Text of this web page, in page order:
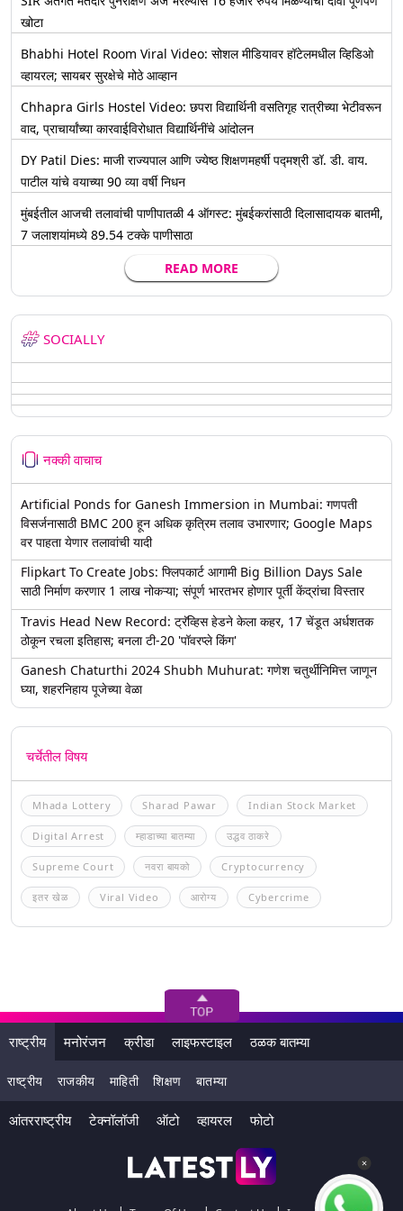
खोटा
Bhabhi Hotel Room Viral Video: सोशल मीडियावर हॉटेलमधील व्हिडिओ
व्हायरल; सायबर सुरक्षेचे मोठे आव्हान
Chhapra Girls Hostel Video: छपरा विद्यार्थिनी वसतिगृह रात्रीच्या भेटीवरून
वाद, प्राचार्यांच्या कारवाईविरोधात विद्यार्थिनींचे आंदोलन
DY Patil Dies: माजी राज्यपाल आणि ज्येष्ठ शिक्षणमहर्षी पद्मश्री डॉ. डी. वाय.
पाटील यांचे वयाच्या 90 व्या वर्षी निधन
मुंबईतील आजची तलावांची पाणीपातळी 4 ऑगस्ट: मुंबईकरांसाठी दिलासादायक बातमी,
7 जलाशयांमध्ये 89.54 टक्के पाणीसाठा
READ MORE
SOCIALLY
नक्की वाचाच
Artificial Ponds for Ganesh Immersion in Mumbai: गणपती
विसर्जनासाठी BMC 200 हून अधिक कृत्रिम तलाव उभारणार; Google Maps
वर पाहता येणार तलावांची यादी
Flipkart To Create Jobs: फ्लिपकार्ट आगामी Big Billion Days Sale
साठी निर्माण करणार 1 लाख नोकऱ्या; संपूर्ण भारतभर होणार पूर्ती केंद्रांचा विस्तार
Travis Head New Record: ट्रॅव्हिस हेडने केला कहर, 17 चेंडूत अर्धशतक
ठोकून रचला इतिहास; बनला टी-20 'पॉवरप्ले किंग'
Ganesh Chaturthi 2024 Shubh Muhurat: गणेश चतुर्थीनिमित्त जाणून
घ्या, शहरनिहाय पूजेच्या वेळा
चर्चेतील विषय
Mhada Lottery Sharad Pawar Indian Stock Market
Digital Arrest म्हाडाच्या बातम्या उद्धव ठाकरे
Supreme Court नवरा बायको Cryptocurrency
इतर खेळ Viral Video आरोग्य Cybercrime
राष्ट्रीय मनोरंजन क्रीडा लाइफस्टाइल ठळक बातम्या
राष्ट्रीय राजकीय माहिती शिक्षण बातम्या
आंतरराष्ट्रीय टेक्नॉलॉजी ऑटो व्हायरल फोटो